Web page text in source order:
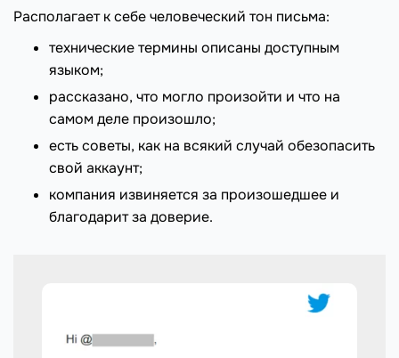
Располагает к себе человеческий тон письма:
технические термины описаны доступным
языком;
рассказано, что могло произойти и что на
самом деле произошло;
есть советы, как на всякий случай обезопасить
свой аккаунт;
компания извиняется за произошедшее и
благодарит за доверие.